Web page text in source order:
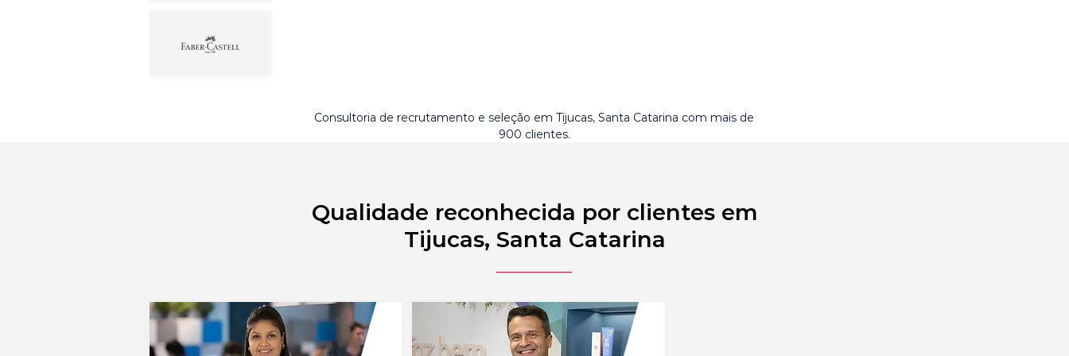
Consultoria de recrutamento e seleção em Tijucas, Santa Catarina com mais de
900 clientes.
Qualidade reconhecida por clientes em
Tijucas, Santa Catarina